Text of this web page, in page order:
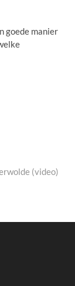
goede manier
(video)